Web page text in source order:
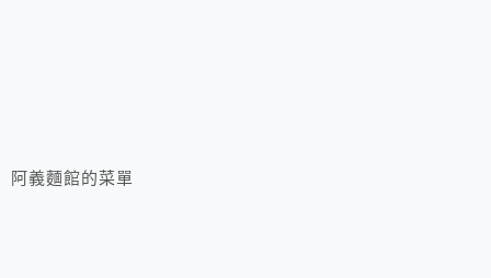
阿義麵館的菜單